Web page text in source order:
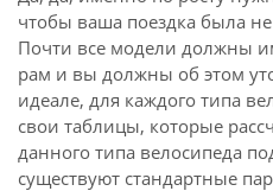
чтобы ваша поездка была не
Почти все модели должны
рам и вы должны об этом
идеале, для каждого типа
свои таблицы, которые
данного типа велосипеда
существуют стандартные